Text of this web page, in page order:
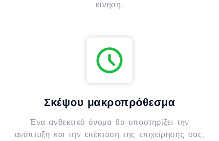
κίνηση.
Σκέψου μακροπρόθεσμα
Ένα ανθεκτικό όνομα θα υποστηρίξει την
ανάπτυξη και την επέκταση της επιχείρησής σας,